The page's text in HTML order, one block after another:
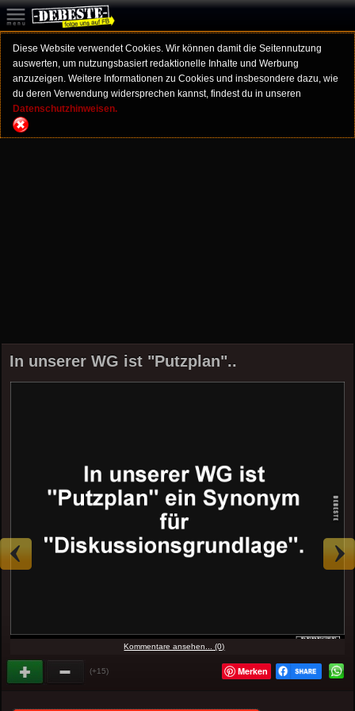
Diese Website verwendet Cookies. Wir können damit die Seitennutzung
auswerten, um nutzungsbasiert redaktionelle Inhalte und Werbung
anzuzeigen. Weitere Informationen zu Cookies und insbesondere dazu, wie
du deren Verwendung widersprechen kannst, findest du in unseren
Datenschutzhinweisen.
In unserer WG ist "Putzplan"..
Kommentare ansehen... (0)
(+15) Merken